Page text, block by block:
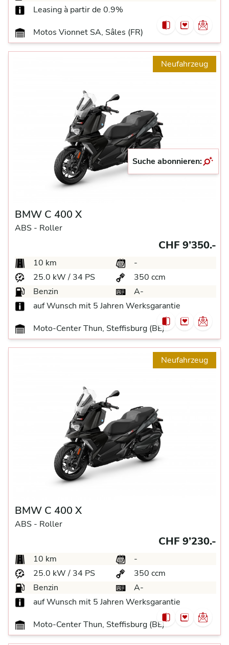
Leasing à partir de 0.9%
Motos Vionnet SA, Sâles (FR)
Neufahrzeug
BMW C 400 X
ABS - Roller
CHF 9’350.-
10 km
-
25.0 kW / 34 PS
350 ccm
Benzin
A-
auf Wunsch mit 5 Jahren Werksgarantie
Moto-Center Thun, Steffisburg (BE)
Neufahrzeug
BMW C 400 X
ABS - Roller
CHF 9’230.-
10 km
-
25.0 kW / 34 PS
350 ccm
Benzin
A-
auf Wunsch mit 5 Jahren Werksgarantie
Moto-Center Thun, Steffisburg (BE)
Suche abonnieren: